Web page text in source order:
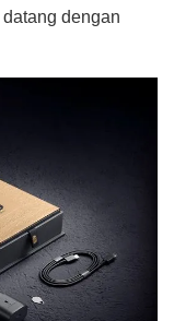
dengan